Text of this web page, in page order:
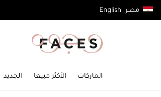
مصر English
توصيل مجاني لجميع الطلبات فوق 4,000ج.م
الماركات الأكثر مبيعا الجديد